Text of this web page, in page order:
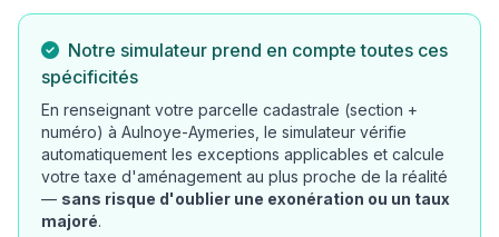
Notre simulateur prend en compte toutes ces
spécificités
En renseignant votre parcelle cadastrale (section +
numéro) à Aulnoye-Aymeries, le simulateur vérifie
automatiquement les exceptions applicables et calcule
votre taxe d'aménagement au plus proche de la réalité
— sans risque d'oublier une exonération ou un taux
majoré.